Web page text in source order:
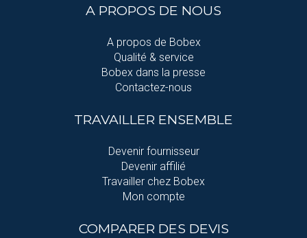
A PROPOS DE NOUS
A propos de Bobex
Qualité & service
Bobex dans la presse
Contactez-nous
TRAVAILLER ENSEMBLE
Devenir fournisseur
Devenir affilié
Travailler chez Bobex
Mon compte
COMPARER DES DEVIS